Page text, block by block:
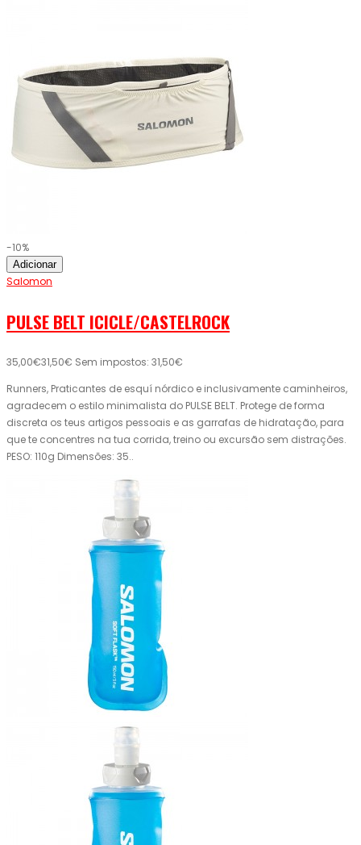
-10%
Adicionar
Salomon
PULSE BELT ICICLE/CASTELROCK
35,00€31,50€ Sem impostos: 31,50€
Runners, Praticantes de esquí nórdico e inclusivamente caminheiros,
agradecem o estilo minimalista do PULSE BELT. Protege de forma
discreta os teus artigos pessoais e as garrafas de hidratação, para
que te concentres na tua corrida, treino ou excursão sem distrações.
PESO: 110g Dimensões: 35..